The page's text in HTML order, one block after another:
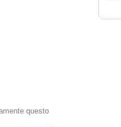
questo